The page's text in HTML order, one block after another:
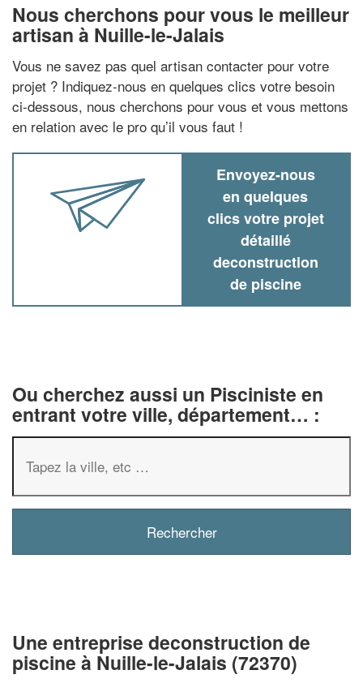
Nous cherchons pour vous le meilleur
artisan à Nuille-le-Jalais
Vous ne savez pas quel artisan contacter pour votre
projet ? Indiquez-nous en quelques clics votre besoin
ci-dessous, nous cherchons pour vous et vous mettons
en relation avec le pro qu’il vous faut !
Envoyez-nous
en quelques
clics votre projet
détaillé
deconstruction
de piscine
Ou cherchez aussi un Pisciniste en
entrant votre ville, département… :
Une entreprise deconstruction de
piscine à Nuille-le-Jalais (72370)